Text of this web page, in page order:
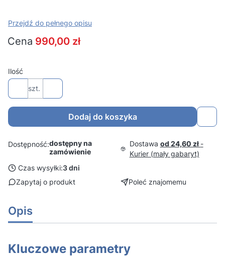
Przejdź do pełnego opisu
Cena 990,00 zł
Ilość
szt.
Dodaj do koszyka
Dostępność:dostępny na
zamówienie
Dostawa od 24,60 zł -
Kurier (mały gabaryt)
Czas wysyłki:3 dni
Zapytaj o produkt
Poleć znajomemu
Opis
Kluczowe parametry